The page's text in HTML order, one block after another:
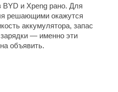
BYD и Xpeng рано. Для
решающими окажутся
аккумулятора, запас
— именно эти
объявить.